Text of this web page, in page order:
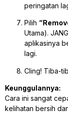
peringatan
Pilih
Utama).
aplikasinya
lagi.
Cling! Tiba-
Keunggulannya:
Cara ini sangat
kelihatan bersih